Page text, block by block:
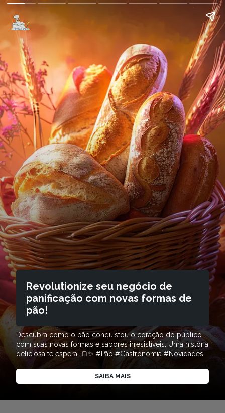
Revolutionize seu negócio de
panificação com novas formas de
pão!
Descubra como o pão conquistou o coração do público
com suas novas formas e sabores irresistíveis. Uma história
deliciosa te espera! 🍞✨ #Pão #Gastronomia #Novidades
SAIBA MAIS